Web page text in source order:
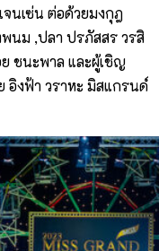
นเซ่น ต่อด้วยมงกุฎ
นม ,ปลา ปรภัสสร วรสิ
ชนะพาล และผู้เชิญ
อิงฟ้า วราหะ มิสแกรนด์